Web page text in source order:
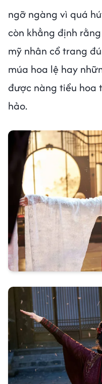
ngỡ ngàng vì quá
còn khẳng định
mỹ nhân cổ trang
múa hoa lệ hay
được nàng tiểu hoa
hảo.